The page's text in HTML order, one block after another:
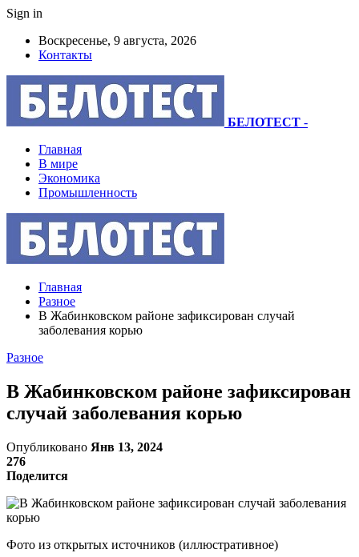
Sign in
Воскресенье, 9 августа, 2026
Контакты
БЕЛОТЕСТ -
Главная
В мире
Экономика
Промышленность
Главная
Разное
В Жабинковском районе зафиксирован случай
заболевания корью
Разное
В Жабинковском районе зафиксирован
случай заболевания корью
Опубликовано Янв 13, 2024
276
Поделится
Фото из открытых источников (иллюстративное)